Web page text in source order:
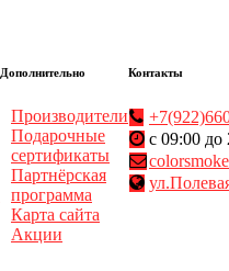
Дополнительно
Производители
Подарочные
сертификаты
Партнёрская
программа
Карта сайта
Акции
Контакты
с 09:00 до